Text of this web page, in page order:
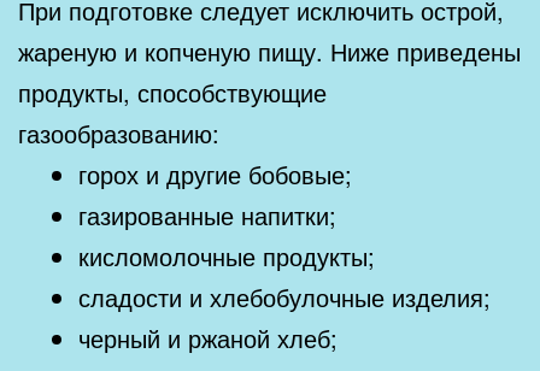
При подготовке следует исключить острой,
жареную и копченую пищу. Ниже приведены
продукты, способствующие
газообразованию:
горох и другие бобовые;
газированные напитки;
кисломолочные продукты;
сладости и хлебобулочные изделия;
черный и ржаной хлеб;